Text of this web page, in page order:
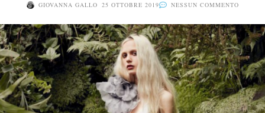
GIOVANNA GALLO 25 OTTOBRE 2019 NESSUN COMMENTO